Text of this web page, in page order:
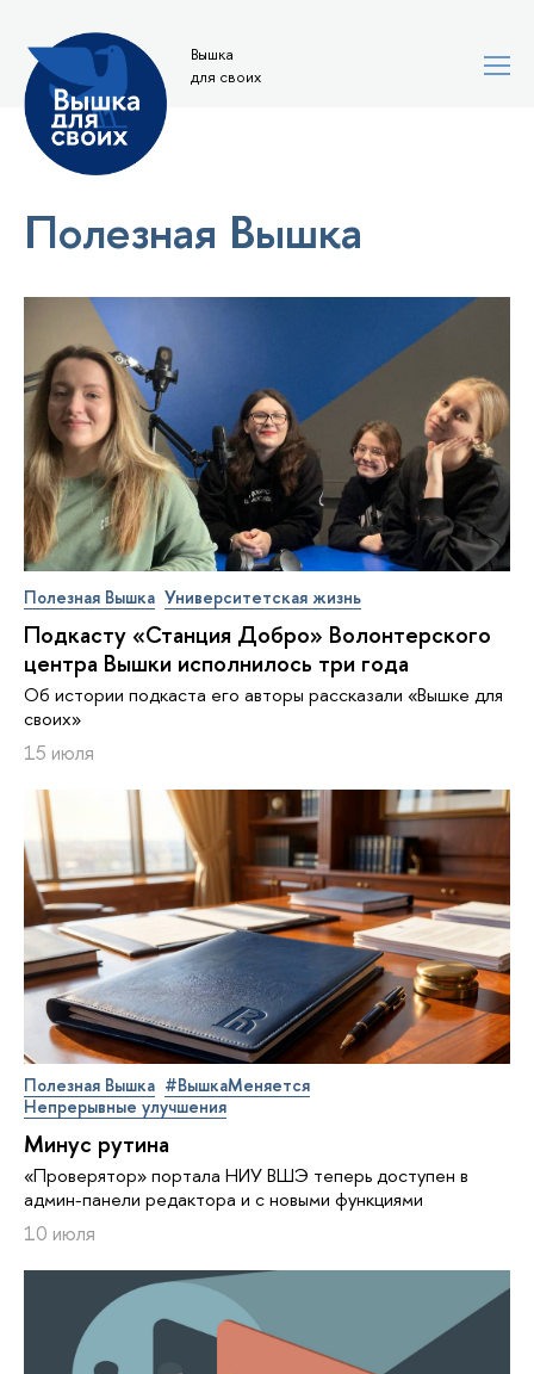
Вышка
для своих
Полезная Вышка
Полезная Вышка Университетская жизнь
Подкасту «Станция Добро» Во­лон­тер­ско­го
центра Вышки исполнилось три года
Об истории подкаста его авторы рассказали «Вышке для
своих»
15 июля
Полезная Вышка #ВышкаМеняется
Непрерывные улучшения
Минус рутина
«Проверятор» портала НИУ ВШЭ теперь доступен в
админ-панели редактора и с новыми функциями
10 июля